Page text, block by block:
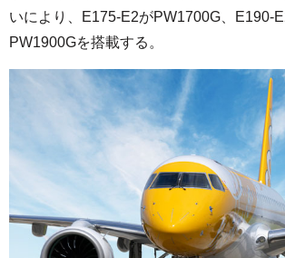
いにより、E175-E2がPW1700G、E190-
PW1900Gを搭載する。